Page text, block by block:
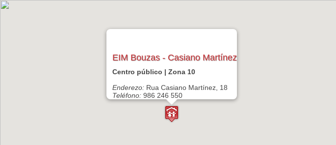
EIM Bouzas - Casiano Martínez
Centro público | Zona 10
Enderezo: Rua Casiano Martínez, 18
Teléfono: 986 246 550